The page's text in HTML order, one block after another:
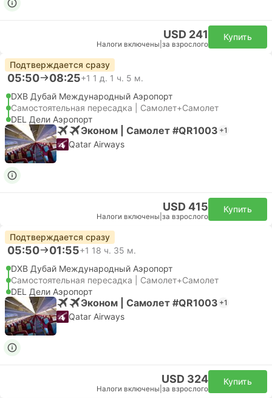
USD 241
Налоги включены за взрослого
Купить
Подтверждается сразу
05:50 08:25+1 1 д. 1 ч. 5 м.
DXB Дубай Международный Аэропорт
Самостоятельная пересадка | Самолет+Самолет
DEL Дели Аэропорт
Эконом | Самолет #QR1003 +1
Qatar Airways
USD 415
Налоги включены за взрослого
Купить
Подтверждается сразу
05:50 01:55+1 18 ч. 35 м.
DXB Дубай Международный Аэропорт
Самостоятельная пересадка | Самолет+Самолет
DEL Дели Аэропорт
Эконом | Самолет #QR1003 +1
Qatar Airways
USD 324
Налоги включены за взрослого
Купить